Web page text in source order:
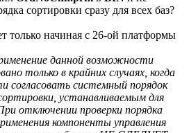
сортировки сразу для всех баз?
только начиная с 26-ой платформы
данной возможности
только в крайних случаях, когда
согласовать системный порядок
устанавливаемым для
отключении проверки порядка
компоненты управления